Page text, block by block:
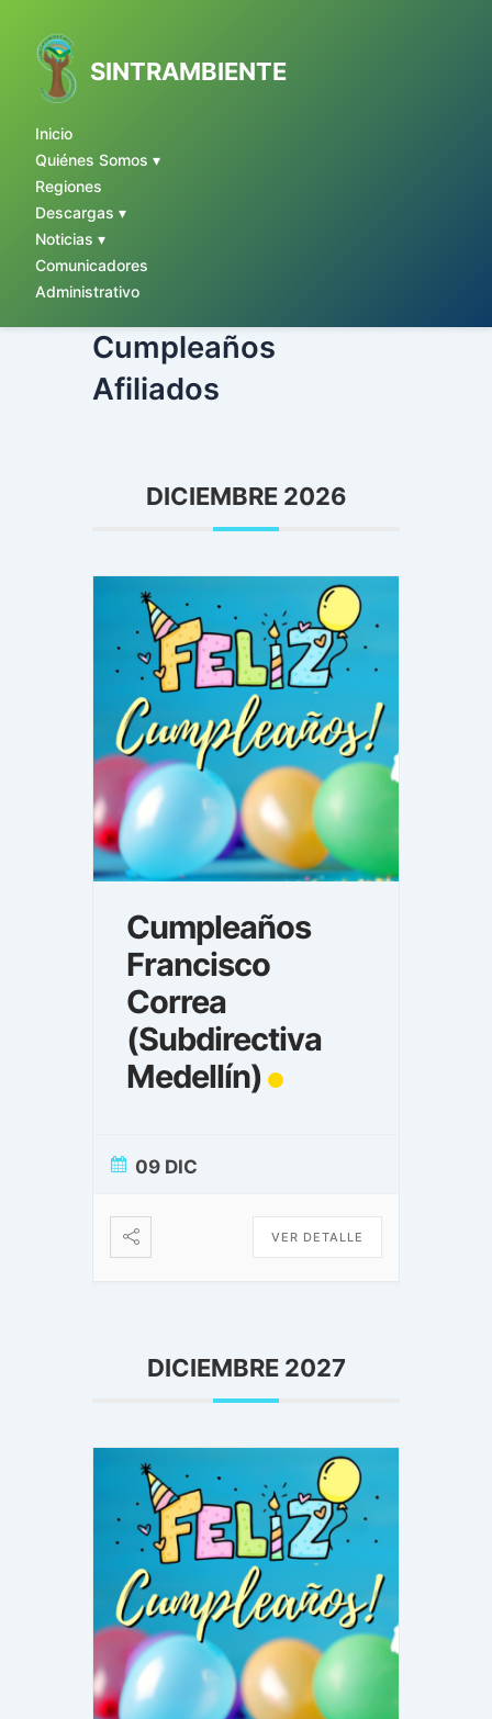
SINTRAMBIENTE
Inicio
Quiénes Somos ▾
Regiones
Descargas ▾
Noticias ▾
Comunicadores
Administrativo
contenido
Cumpleaños
Afiliados
DICIEMBRE 2026
Cumpleaños
Francisco
Correa
(Subdirectiva
Medellín)
09 DIC
VER DETALLE
DICIEMBRE 2027